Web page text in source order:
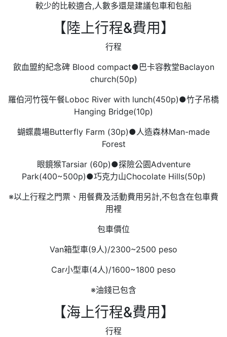
較少的比較適合,人數多還是建議包車和包船
【陸上行程&費用】
​行程
飲血盟約紀念碑 Blood compact●巴卡容教堂Baclayon
church(50p)
羅伯河竹筏午餐Loboc River with lunch(450p)●竹子吊橋
Hanging Bridge(10p)
蝴蝶農場Butterfly Farm (30p)●人造森林Man-made
Forest
眼鏡猴Tarsiar (60p)●探險公園Adventure
Park(400~500p)●巧克力山Chocolate Hills(50p)
※以上行程之門票、用餐費及活動費用另計,不包含在包車費
用裡
​包車價位
Van箱型車(9人)/2300~2500 peso
Car小型車(4人)/1600~1800 peso
※油錢已包含
【海上行程&費用】
​行程